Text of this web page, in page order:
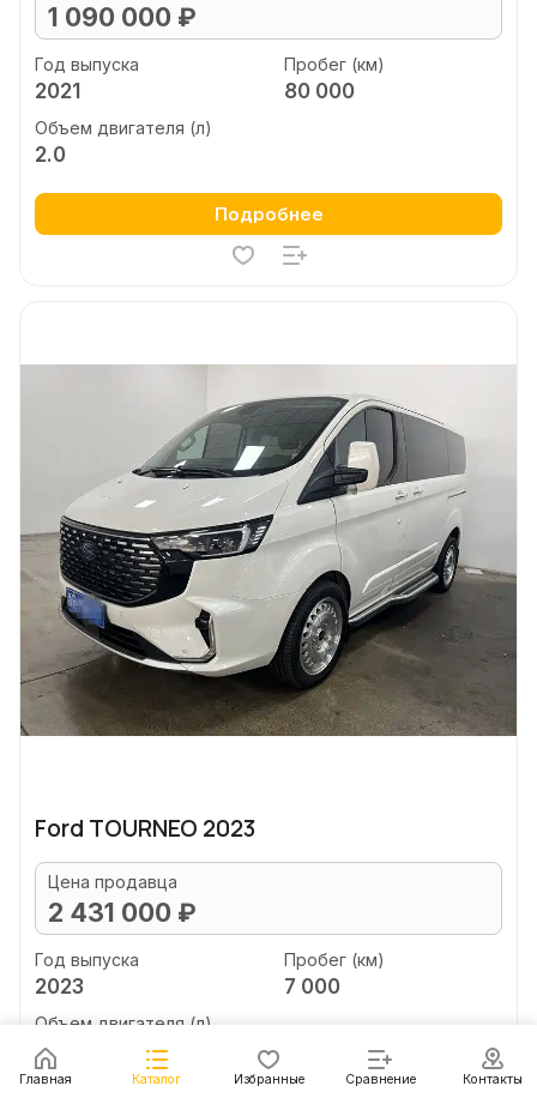
1 090 000 ₽
Год выпуска
2021
Пробег (км)
80 000
Объем двигателя (л)
2.0
Подробнее
Ford TOURNEO 2023
Цена продавца
2 431 000 ₽
Год выпуска
2023
Пробег (км)
7 000
Объем двигателя (л)
2.0
Главная Каталог Избранные Сравнение Контакты